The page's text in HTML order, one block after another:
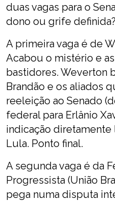
duas vagas para o
dono ou grife definida?
A primeira vaga é de
Acabou o mistério e
bastidores. Weverton
Brandão e os aliados
reeleição ao Senado
federal para Erlânio
indicação
Lula. Ponto final.
A segunda vaga é da
Progressista (União
pega numa disputa